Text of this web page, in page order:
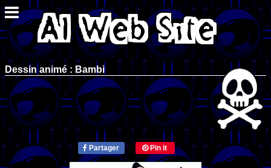
Dessin animé : Bambi
Partager Pin it